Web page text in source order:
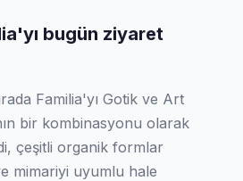
bugün ziyaret
Familia'yı Gotik ve Art
bir kombinasyonu olarak
çeşitli organik formlar
mimariyi uyumlu hale